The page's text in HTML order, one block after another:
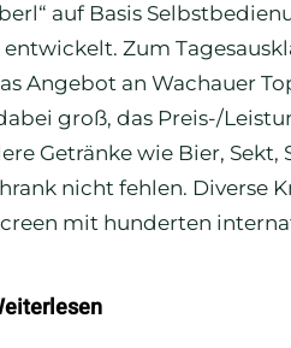
auf Basis
Zum
Angebot an Wachauer
groß, das Preis-/
Getränke wie Bier, Sekt,
nicht fehlen. Diverse
mit hunderten